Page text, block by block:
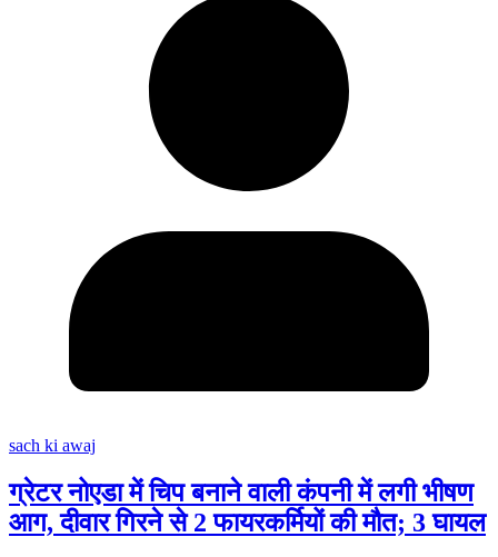
sach ki awaj
ग्रेटर नोएडा में चिप बनाने वाली कंपनी में लगी भीषण
आग, दीवार गिरने से 2 फायरकर्मियों की मौत; 3 घायल